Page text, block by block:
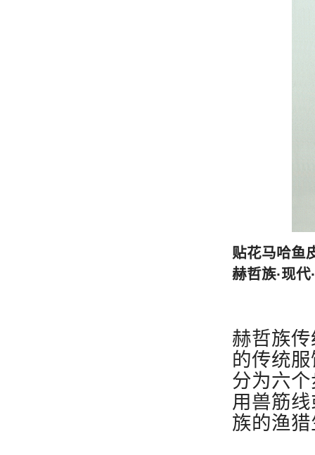
贴花马哈鱼
赫哲族·现
赫哲族
的传统
分为六
用兽筋
族的渔